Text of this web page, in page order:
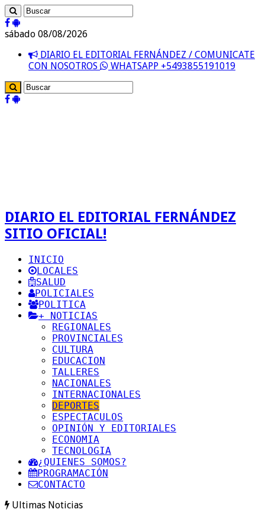
sábado 08/08/2026
DIARIO EL EDITORIAL FERNÁNDEZ / COMUNICATE
CON NOSOTROS
WHATSAPP +5493855191019
DIARIO EL EDITORIAL FERNÁNDEZ
SITIO OFICIAL!
INICIO
LOCALES
SALUD
POLICIALES
POLITICA
+ NOTICIAS
REGIONALES
PROVINCIALES
CULTURA
EDUCACION
TALLERES
NACIONALES
INTERNACIONALES
DEPORTES
ESPECTACULOS
OPINIÓN Y EDITORIALES
ECONOMIA
TECNOLOGIA
¿QUIENES SOMOS?
PROGRAMACIÓN
CONTACTO
Ultimas Noticias